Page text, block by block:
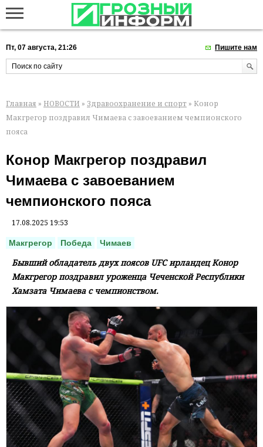
Пт, 07 августа, 21:26 Пишите нам
Главная » НОВОСТИ » Здравоохранение и спорт » Конор
Макгрегор поздравил Чимаева с завоеванием чемпионского
пояса
Конор Макгрегор поздравил
Чимаева с завоеванием
чемпионского пояса
17.08.2025 19:53
Макгрегор Победа Чимаев
Бывший обладатель двух поясов UFC ирландец Конор
Макгрегор поздравил уроженца Чеченской Республики
Хамзата Чимаева с чемпионством.